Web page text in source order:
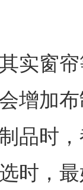
实窗
增加
品时
时，